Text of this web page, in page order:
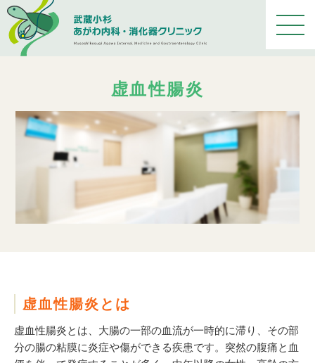
く
虚血性腸炎
虚血性腸炎とは
虚血性腸炎とは、大腸の一部の血流が一時的に滞り、その部
分の腸の粘膜に炎症や傷ができる疾患です。突然の腹痛と血